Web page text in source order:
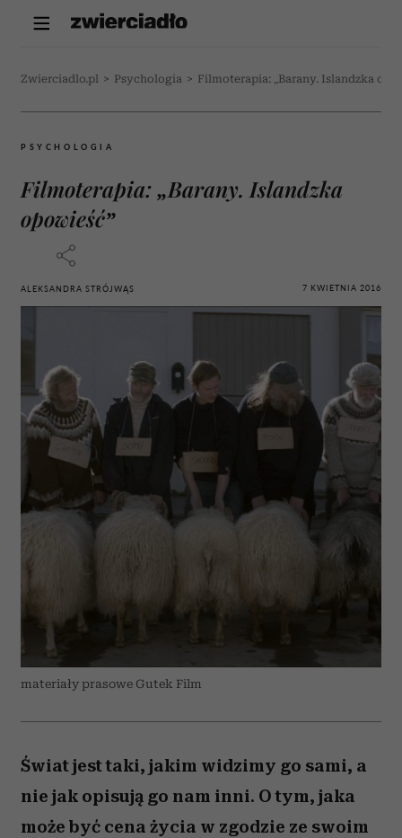
Zwierciadlo.pl > Psychologia > Filmoterapia: „Barany. Islandzka
PSYCHOLOGIA
Filmoterapia: „Barany. Islandzka
opowieść”
ALEKSANDRA STRÓJWĄS 7 KWIETNIA 2016
materiały prasowe Gutek Film
Świat jest taki, jakim widzimy go sami, a
nie jak opisują go nam inni. O tym, jaka
może być cena życia w zgodzie ze swoim